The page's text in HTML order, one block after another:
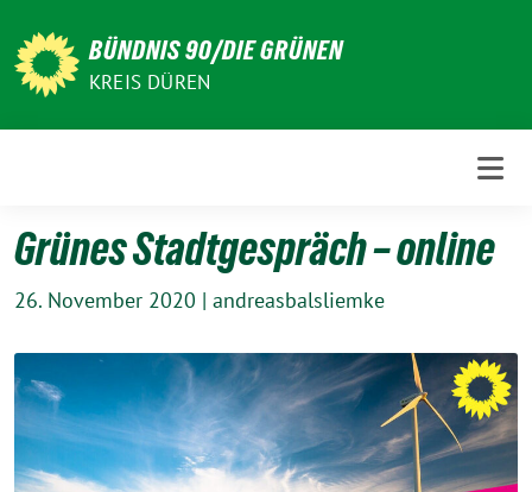
zum
Inhalt
BÜNDNIS 90/DIE GRÜNEN
KREIS DÜREN
Grünes Stadtgespräch – online
26. November 2020 | andreasbalsliemke